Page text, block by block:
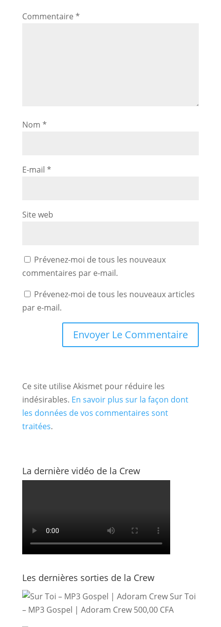
Commentaire *
Nom *
E-mail *
Site web
Prévenez-moi de tous les nouveaux
commentaires par e-mail.
Prévenez-moi de tous les nouveaux articles
par e-mail.
Ce site utilise Akismet pour réduire les
indésirables. En savoir plus sur la façon dont
les données de vos commentaires sont
traitées.
La dernière vidéo de la Crew
Les dernières sorties de la Crew
Sur Toi
– MP3 Gospel | Adoram Crew 500,00 CFA